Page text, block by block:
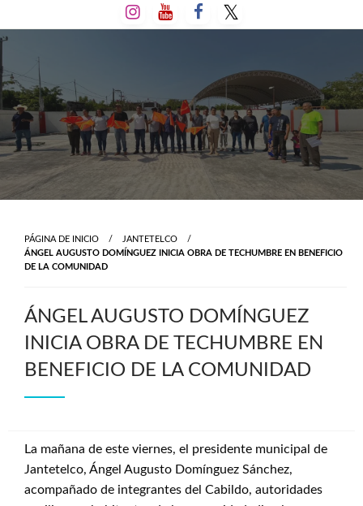
al
PÁGINA DE INICIO
JANTETELCO
ÁNGEL AUGUSTO DOMÍNGUEZ INICIA OBRA DE TECHUMBRE EN BENEFICIO
DE LA COMUNIDAD
ÁNGEL AUGUSTO DOMÍNGUEZ
INICIA OBRA DE TECHUMBRE EN
BENEFICIO DE LA COMUNIDAD
La mañana de este viernes, el presidente municipal de
Jantetelco, Ángel Augusto Domínguez Sánchez,
acompañado de integrantes del Cabildo, autoridades